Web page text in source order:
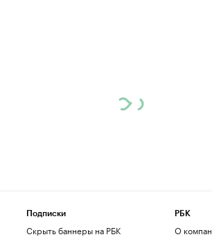
Подписки
Скрыть баннеры на РБК
РБК
О